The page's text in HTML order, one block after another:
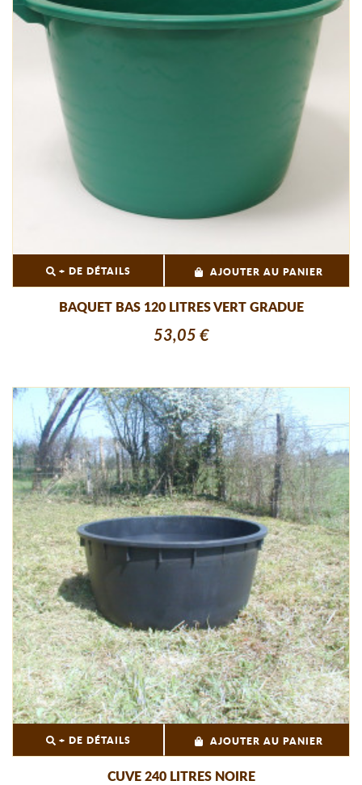
+ DE DÉTAILS AJOUTER AU PANIER
BAQUET BAS 120 LITRES VERT GRADUE
53,05 €
+ DE DÉTAILS AJOUTER AU PANIER
CUVE 240 LITRES NOIRE